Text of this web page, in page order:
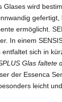
wird
ermöglicht.
In einem
sich in
Glas
der Essenca
leicht